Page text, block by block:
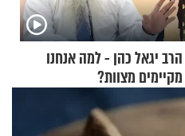
הרב יגאל כהן - למה אנחנו
מקיימים מצוות?